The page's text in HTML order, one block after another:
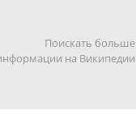
Поискать больше
на Википедии